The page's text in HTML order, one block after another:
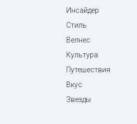
Инсайдер
Стиль
Велнес
Культура
Путешествия
Вкус
Звезды